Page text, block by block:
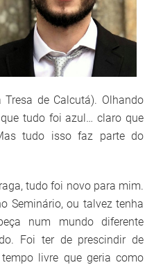
de Calcutá). Olhando
tudo foi azul… claro que
tudo isso faz parte do
tudo foi novo para mim.
Seminário, ou talvez tenha
num mundo diferente
Foi ter de prescindir de
livre que geria como